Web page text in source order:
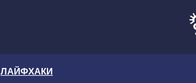
ЛАЙФХАКИ